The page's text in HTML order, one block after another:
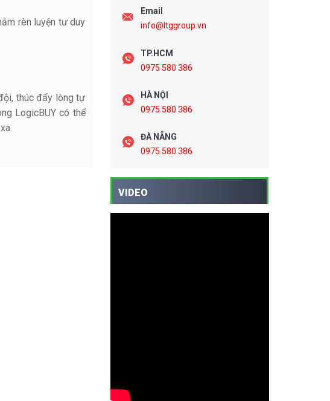
rèn luyện tư duy
thúc đẩy lòng tự
LogicBUY có thể
Email
info@ltggroup.vn
TP.HCM
0975 580 386
HÀ NỘI
0975 580 386
ĐÀ NẴNG
0975 580 386
VIDEO